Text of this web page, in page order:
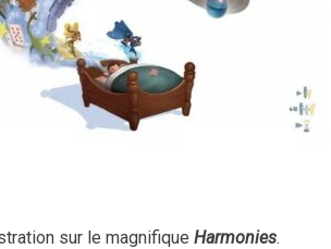
sur le magnifique Harmonies.